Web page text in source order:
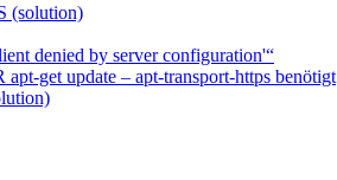
(solution)
denied by server configuration'“
get update – apt-transport-https benötigt